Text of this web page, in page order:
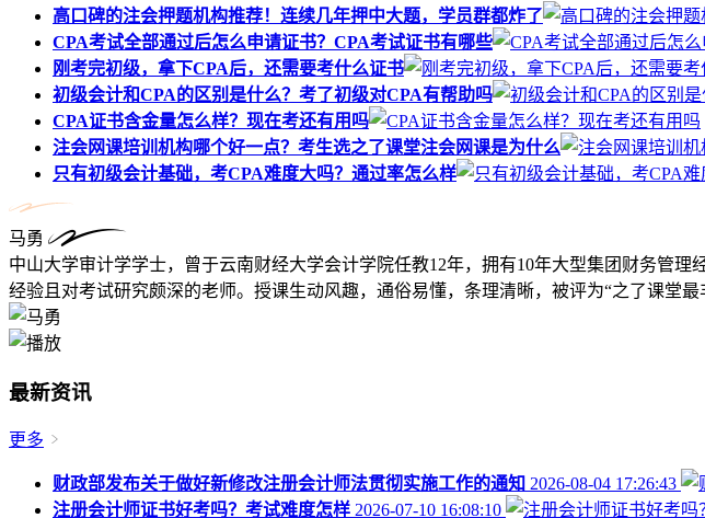
高口碑的注会押题机构推荐！连续几年押中大题，学员群都炸了
CPA考试全部通过后怎么申请证书？CPA考试证书有哪些
刚考完初级，拿下CPA后，还需要考什么证书
初级会计和CPA的区别是什么？考了初级对CPA有帮助吗
CPA证书含金量怎么样？现在考还有用吗
注会网课培训机构哪个好一点？考生选之了课堂注会网课是为什么
只有初级会计基础，考CPA难度大吗？通过率怎么样
马勇
中山大学审计学学士，曾于云南财经大学会计学院任教12年，拥有10年大型集团财务管
经验且对考试研究颇深的老师。授课生动风趣，通俗易懂，条理清晰，被评为“之了课堂
最新资讯
更多
财政部发布关于做好新修改注册会计师法贯彻实施工作的通知 2026-08-04 17:26:43
注册会计师证书好考吗？考试难度怎样 2026-07-10 16:08:10